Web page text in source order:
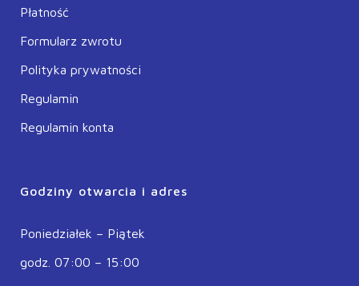
Płatność
Formularz zwrotu
Polityka prywatności
Regulamin
Regulamin konta
Godziny otwarcia i adres
Poniedziałek – Piątek
godz. 07:00 – 15:00